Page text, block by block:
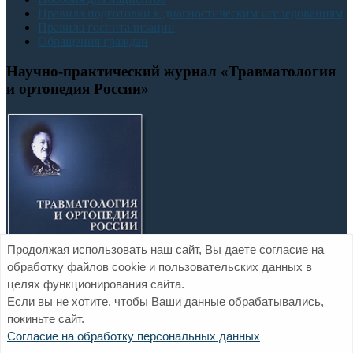
Правила подготовки к диагностическим исследованиям
Правила госпитализации
Обращения граждан
Научно-практический журнал «Травматология
и ортопедия России»
Официальный сайт ФГБУ «НМИЦ ТО им. Р.Р. Вредена»
Минздрава России
Продолжая использовать наш сайт, Вы даете согласие на
обработку файлов cookie и пользовательских данных в
целях функционирования сайта.
Если вы не хотите, чтобы Ваши данные обрабатывались,
покиньте сайт.
Согласие на обработку персональных данных